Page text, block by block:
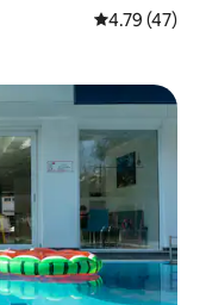
レビュー47
4.79 (47)